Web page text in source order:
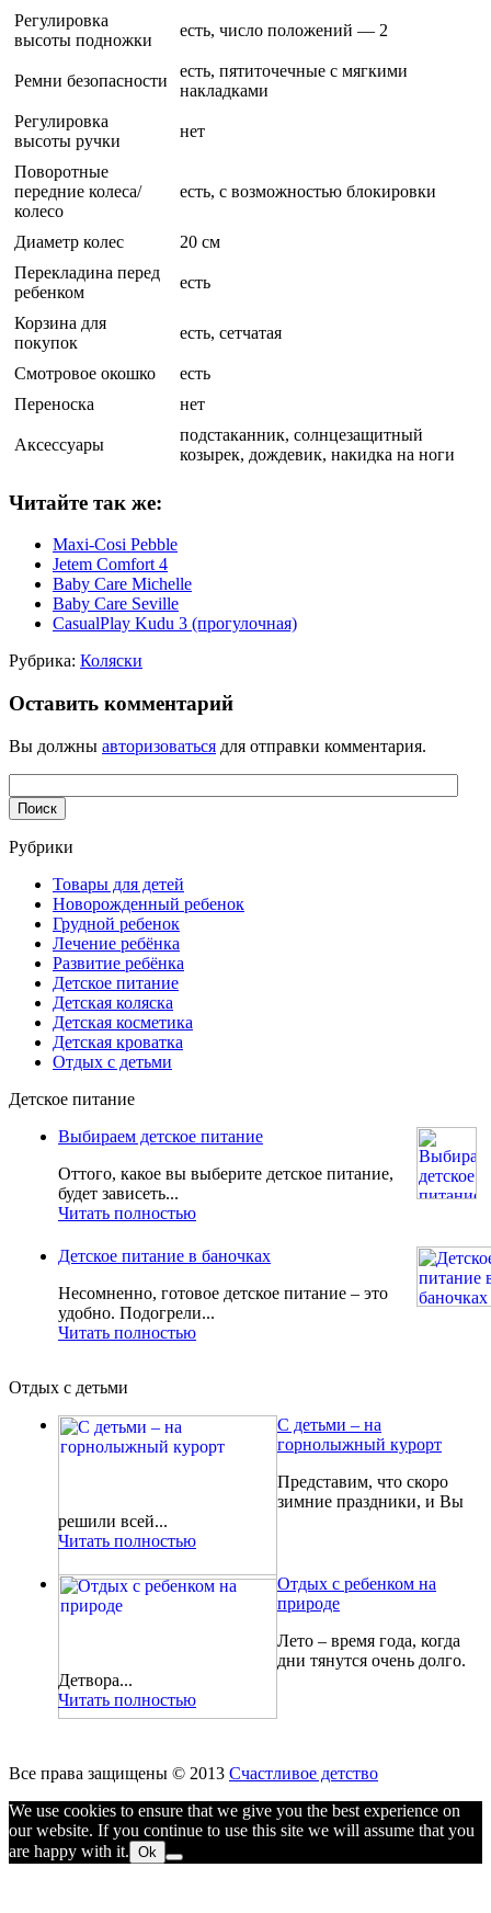
Регулировка
высоты подножки
есть, число положений — 2
Ремни безопасности
есть, пятиточечные с мягкими
накладками
Регулировка
высоты ручки
нет
Поворотные
передние колеса/
колесо
есть, с возможностью блокировки
Диаметр колес
20 см
Перекладина перед
ребенком
есть
Корзина для
покупок
есть, сетчатая
Смотровое окошко
есть
Переноска
нет
Аксессуары
подстаканник, солнцезащитный
козырек, дождевик, накидка на ноги
Читайте так же:
Maxi-Cosi Pebble
Jetem Comfort 4
Baby Care Michelle
Baby Care Seville
CasualPlay Kudu 3 (прогулочная)
Рубрика: Коляски
Оставить комментарий
Вы должны авторизоваться для отправки комментария.
Рубрики
Товары для детей
Новорожденный ребенок
Грудной ребенок
Лечение ребёнка
Развитие ребёнка
Детское питание
Детская коляска
Детская косметика
Детская кроватка
Отдых с детьми
Детское питание
Выбираем детское питание
Оттого, какое вы выберите детское питание,
будет зависеть...
Читать полностью
Детское питание в баночках
Несомненно, готовое детское питание – это
удобно. Подогрели...
Читать полностью
Отдых с детьми
С детьми – на
горнолыжный курорт
Представим, что скоро
зимние праздники, и Вы
решили всей...
Читать полностью
Отдых с ребенком на
природе
Лето – время года, когда
дни тянутся очень долго.
Детвора...
Читать полностью
Все права защищены © 2013 Счастливое детство
We use cookies to ensure that we give you the best experience on
our website. If you continue to use this site we will assume that you
are happy with it. Ok